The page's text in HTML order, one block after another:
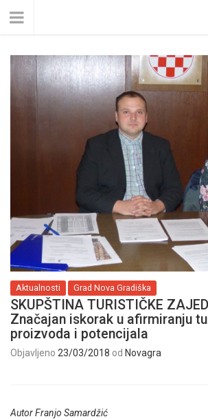
Aktualnosti Grad Nova Gradiška
SKUPŠTINA TURISTIČKE
Značajan iskorak u afirmiranju
proizvoda i potencijala
Objavljeno 23/03/2018 od Novagra
Autor Franjo Samardžić